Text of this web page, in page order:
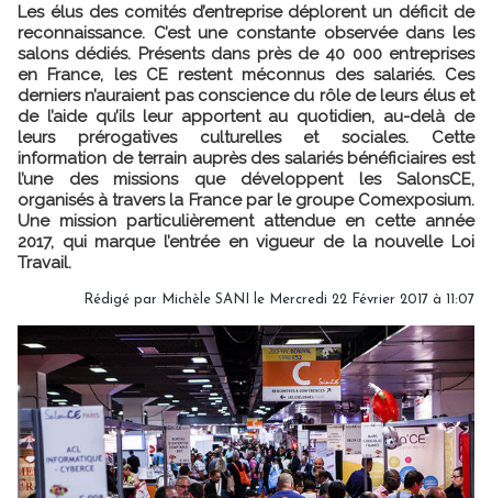
Les élus des comités d’entreprise déplorent un déficit de
reconnaissance. C’est une constante observée dans les
salons dédiés. Présents dans près de 40 000 entreprises
en France, les CE restent méconnus des salariés. Ces
derniers n’auraient pas conscience du rôle de leurs élus et
de l’aide qu’ils leur apportent au quotidien, au-delà de
leurs prérogatives culturelles et sociales. Cette
information de terrain auprès des salariés bénéficiaires est
l’une des missions que développent les SalonsCE,
organisés à travers la France par le groupe Comexposium.
Une mission particulièrement attendue en cette année
2017, qui marque l’entrée en vigueur de la nouvelle Loi
Travail.
Rédigé par Michèle SANI le Mercredi 22 Février 2017 à 11:07